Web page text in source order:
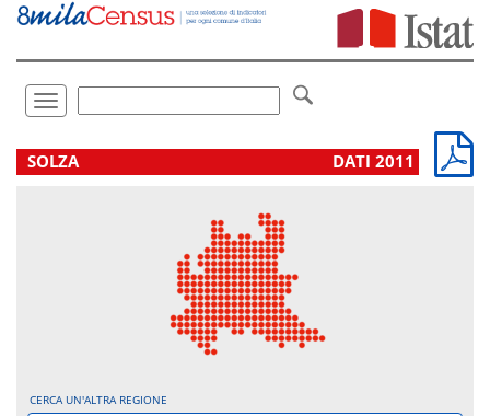
Vai
direttamente
Toggle
navigation
.
SOLZA DATI 2011
CERCA UN'ALTRA REGIONE